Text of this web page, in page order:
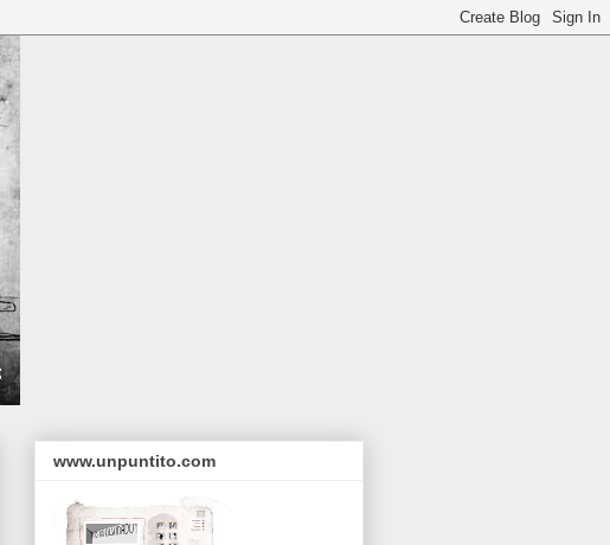
www.unpuntito.com